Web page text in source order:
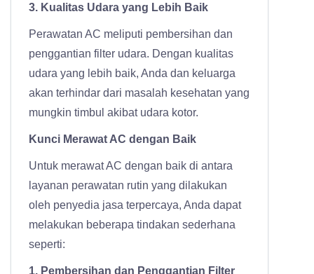
3. Kualitas Udara yang Lebih Baik
Perawatan AC meliputi pembersihan dan
penggantian filter udara. Dengan kualitas
udara yang lebih baik, Anda dan keluarga
akan terhindar dari masalah kesehatan yang
mungkin timbul akibat udara kotor.
Kunci Merawat AC dengan Baik
Untuk merawat AC dengan baik di antara
layanan perawatan rutin yang dilakukan
oleh penyedia jasa terpercaya, Anda dapat
melakukan beberapa tindakan sederhana
seperti:
1. Pembersihan dan Penggantian Filter